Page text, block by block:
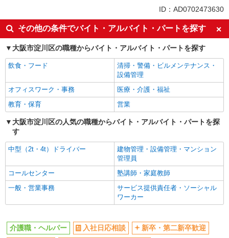
入社日応相談
新卒・第二新卒歓迎
女性活躍中
ミドル（40代～）活躍中
エルダー（50代～）活躍中
自転車通勤OK
交通費支給
社会保険あり
制服貸与
研修制度あり
経験者・有資格者歓迎
ボーナス・賞与あり
昇給あり
家賃補助・住宅手当有
退職金・財形貯蓄制度あり
各種手当（家族・役職・インセン
資格取得支援制度あり
早朝
深夜
朝
昼
夕方
髭（ひげ）OK
残業少なめ（月20h未満）
産休・育休取得実績あり
ID：AD0702473630
その他の条件でバイト・アルバイト・パートを探す
大阪市淀川区の職種からバイト・アルバイト・パートを探す
飲食・フード
清掃・警備・ビルメンテナンス・
設備管理
オフィスワーク・事務
医療・介護・福祉
教育・保育
営業
大阪市淀川区の人気の職種からバイト・アルバイト・パートを探
す
中型（2t・4t）ドライバー
建物管理・設備管理・マンション
管理員
コールセンター
塾講師・家庭教師
一般・営業事務
サービス提供責任者・ソーシャル
ワーカー
介護職・ヘルパー 入社日応相談
新卒・第二新卒歓迎